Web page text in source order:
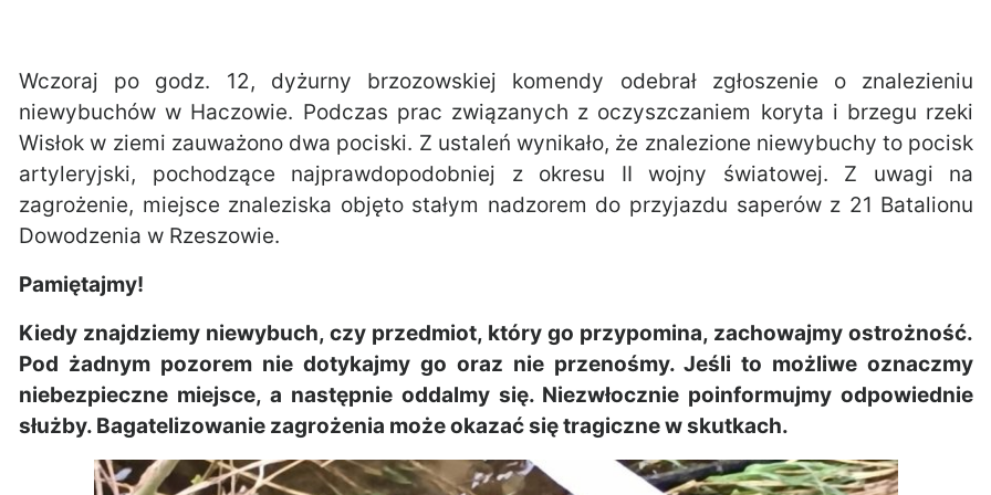
Wczoraj po godz. 12, dyżurny brzozowskiej komendy odebrał zgłoszenie o znalezieniu
niewybuchów w Haczowie. Podczas prac związanych z oczyszczaniem koryta i brzegu rzeki
Wisłok w ziemi zauważono dwa pociski. Z ustaleń wynikało, że znalezione niewybuchy to pocisk
artyleryjski, pochodzące najprawdopodobniej z okresu II wojny światowej. Z uwagi na
zagrożenie, miejsce znaleziska objęto stałym nadzorem do przyjazdu saperów z 21 Batalionu
Dowodzenia w Rzeszowie.
Pamiętajmy!
Kiedy znajdziemy niewybuch, czy przedmiot, który go przypomina, zachowajmy ostrożność.
Pod żadnym pozorem nie dotykajmy go oraz nie przenośmy. Jeśli to możliwe oznaczmy
niebezpieczne miejsce, a następnie oddalmy się. Niezwłocznie poinformujmy odpowiednie
służby. Bagatelizowanie zagrożenia może okazać się tragiczne w skutkach.